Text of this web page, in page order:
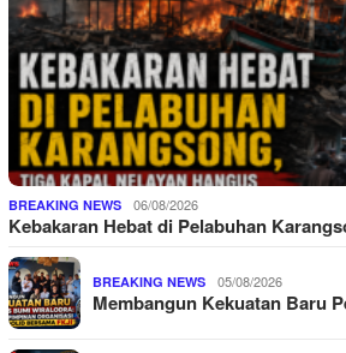
BREAKING NEWS 06/08/2026
Kebakaran Hebat di Pelabuhan
BREAKING NEWS 05/08/2026
Membangun Kekuatan Baru